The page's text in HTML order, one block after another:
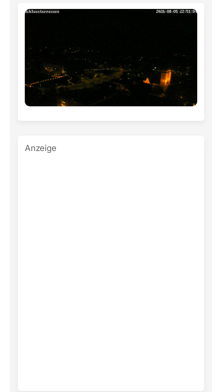
Anzeige